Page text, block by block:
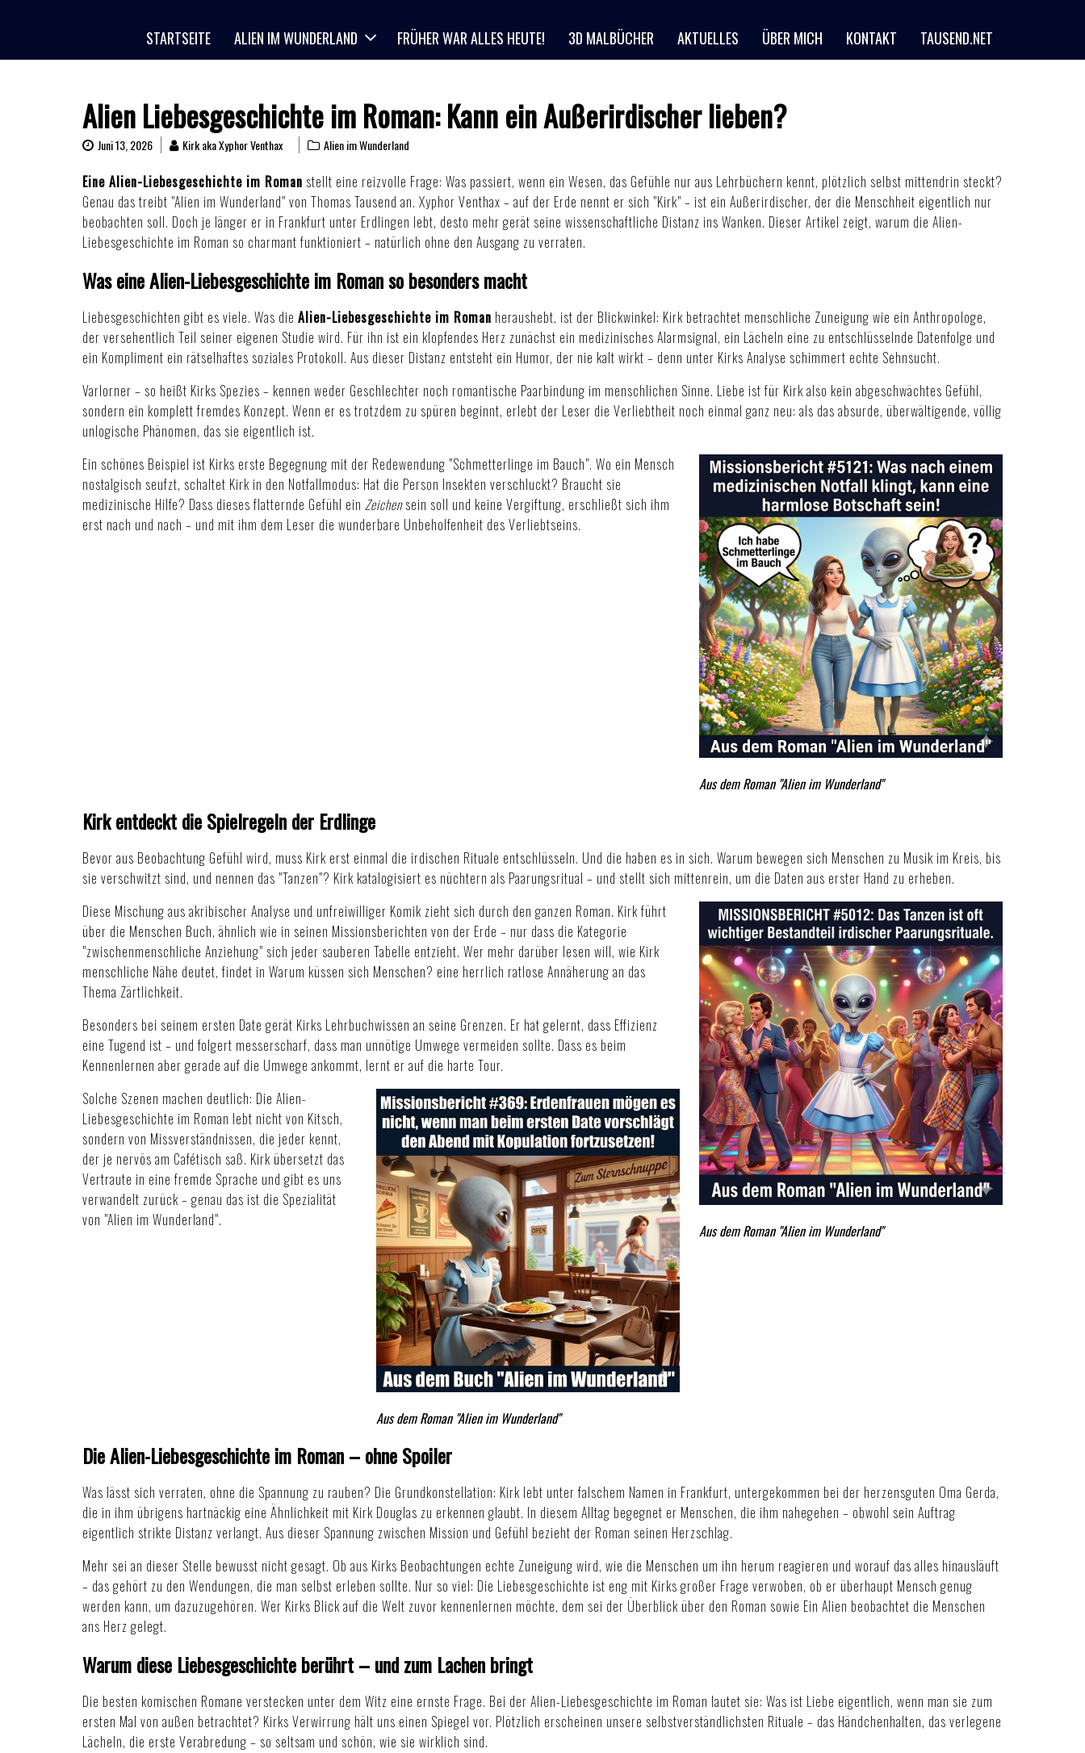
STARTSEITE ALIEN IM WUNDERLAND FRÜHER WAR ALLES HEUTE! 3D MALBÜCHER AKTUELLES ÜBER MICH KONTAKT TAUSEND.NET
Alien Liebesgeschichte im Roman: Kann ein Außerirdischer lieben?
Juni 13, 2026 Kirk aka Xyphor Venthax Alien im Wunderland
Eine Alien-Liebesgeschichte im Roman stellt eine reizvolle Frage: Was passiert, wenn ein Wesen, das Gefühle nur aus Lehrbüchern kennt, plötzlich selbst mittendrin steckt?
Genau das treibt "Alien im Wunderland" von Thomas Tausend an. Xyphor Venthax – auf der Erde nennt er sich "Kirk" – ist ein Außerirdischer, der die Menschheit eigentlich nur
beobachten soll. Doch je länger er in Frankfurt unter Erdlingen lebt, desto mehr gerät seine wissenschaftliche Distanz ins Wanken. Dieser Artikel zeigt, warum die Alien-
Liebesgeschichte im Roman so charmant funktioniert – natürlich ohne den Ausgang zu verraten.
Was eine Alien-Liebesgeschichte im Roman so besonders macht
Liebesgeschichten gibt es viele. Was die Alien-Liebesgeschichte im Roman heraushebt, ist der Blickwinkel: Kirk betrachtet menschliche Zuneigung wie ein Anthropologe,
der versehentlich Teil seiner eigenen Studie wird. Für ihn ist ein klopfendes Herz zunächst ein medizinisches Alarmsignal, ein Lächeln eine zu entschlüsselnde Datenfolge und
ein Kompliment ein rätselhaftes soziales Protokoll. Aus dieser Distanz entsteht ein Humor, der nie kalt wirkt – denn unter Kirks Analyse schimmert echte Sehnsucht.
Varlorner – so heißt Kirks Spezies – kennen weder Geschlechter noch romantische Paarbindung im menschlichen Sinne. Liebe ist für Kirk also kein abgeschwächtes Gefühl,
sondern ein komplett fremdes Konzept. Wenn er es trotzdem zu spüren beginnt, erlebt der Leser die Verliebtheit noch einmal ganz neu: als das absurde, überwältigende, völlig
unlogische Phänomen, das sie eigentlich ist.
Aus dem Roman "Alien im Wunderland"
Ein schönes Beispiel ist Kirks erste Begegnung mit der Redewendung "Schmetterlinge im Bauch". Wo ein Mensch
nostalgisch seufzt, schaltet Kirk in den Notfallmodus: Hat die Person Insekten verschluckt? Braucht sie
medizinische Hilfe? Dass dieses flatternde Gefühl ein Zeichensein soll und keine Vergiftung, erschließt sich ihm
erst nach und nach – und mit ihm dem Leser die wunderbare Unbeholfenheit des Verliebtseins.
Kirk entdeckt die Spielregeln der Erdlinge
Bevor aus Beobachtung Gefühl wird, muss Kirk erst einmal die irdischen Rituale entschlüsseln. Und die haben es in sich. Warum bewegen sich Menschen zu Musik im Kreis, bis
sie verschwitzt sind, und nennen das "Tanzen"? Kirk katalogisiert es nüchtern als Paarungsritual – und stellt sich mittenrein, um die Daten aus erster Hand zu erheben.
Aus dem Roman "Alien im Wunderland"
Diese Mischung aus akribischer Analyse und unfreiwilliger Komik zieht sich durch den ganzen Roman. Kirk führt
über die Menschen Buch, ähnlich wie in seinen Missionsberichten von der Erde – nur dass die Kategorie
"zwischenmenschliche Anziehung" sich jeder sauberen Tabelle entzieht. Wer mehr darüber lesen will, wie Kirk
menschliche Nähe deutet, findet in Warum küssen sich Menschen? eine herrlich ratlose Annäherung an das
Thema Zärtlichkeit.
Besonders bei seinem ersten Date gerät Kirks Lehrbuchwissen an seine Grenzen. Er hat gelernt, dass Effizienz
eine Tugend ist – und folgert messerscharf, dass man unnötige Umwege vermeiden sollte. Dass es beim
Kennenlernen aber gerade auf die Umwege ankommt, lernt er auf die harte Tour.
Aus dem Roman "Alien im Wunderland"
Solche Szenen machen deutlich: Die Alien-
Liebesgeschichte im Roman lebt nicht von Kitsch,
sondern von Missverständnissen, die jeder kennt,
der je nervös am Cafétisch saß. Kirk übersetzt das
Vertraute in eine fremde Sprache und gibt es uns
verwandelt zurück – genau das ist die Spezialität
von "Alien im Wunderland".
Die Alien-Liebesgeschichte im Roman – ohne Spoiler
Was lässt sich verraten, ohne die Spannung zu rauben? Die Grundkonstellation: Kirk lebt unter falschem Namen in Frankfurt, untergekommen bei der herzensguten Oma Gerda,
die in ihm übrigens hartnäckig eine Ähnlichkeit mit Kirk Douglas zu erkennen glaubt. In diesem Alltag begegnet er Menschen, die ihm nahegehen – obwohl sein Auftrag
eigentlich strikte Distanz verlangt. Aus dieser Spannung zwischen Mission und Gefühl bezieht der Roman seinen Herzschlag.
Mehr sei an dieser Stelle bewusst nicht gesagt. Ob aus Kirks Beobachtungen echte Zuneigung wird, wie die Menschen um ihn herum reagieren und worauf das alles hinausläuft
– das gehört zu den Wendungen, die man selbst erleben sollte. Nur so viel: Die Liebesgeschichte ist eng mit Kirks großer Frage verwoben, ob er überhaupt Mensch genug
werden kann, um dazuzugehören. Wer Kirks Blick auf die Welt zuvor kennenlernen möchte, dem sei der Überblick über den Roman sowie Ein Alien beobachtet die Menschen
ans Herz gelegt.
Warum diese Liebesgeschichte berührt – und zum Lachen bringt
Die besten komischen Romane verstecken unter dem Witz eine ernste Frage. Bei der Alien-Liebesgeschichte im Roman lautet sie: Was ist Liebe eigentlich, wenn man sie zum
ersten Mal von außen betrachtet? Kirks Verwirrung hält uns einen Spiegel vor. Plötzlich erscheinen unsere selbstverständlichsten Rituale – das Händchenhalten, das verlegene
Lächeln, die erste Verabredung – so seltsam und schön, wie sie wirklich sind.